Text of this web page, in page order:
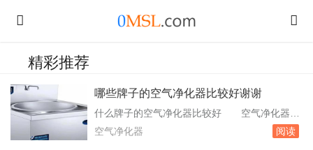
精彩推荐
哪些牌子的空气净化器比较好谢谢
什么牌子的空气净化器比较好 空气净化器排
名，空气净化器已经有了多种不同的设计制作方
空气净化器 阅读